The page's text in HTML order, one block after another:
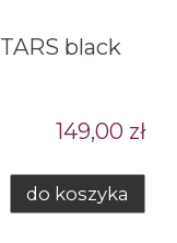
black
149,00 zł
do koszyka